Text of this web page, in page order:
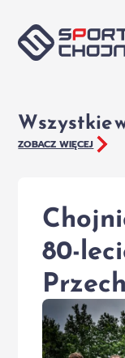
Wszystkie
ZOBACZ WIĘCEJ
80-